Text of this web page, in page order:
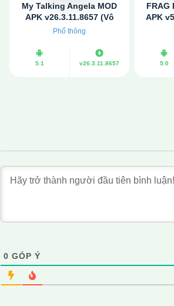
My Talking Angela MOD
APK v26.3.11.8657 (Vô
hạn tiền, Full kim
Phổ thông
5.1 v26.3.11.8657
FRAG
APK
5.0
0 GÓP Ý